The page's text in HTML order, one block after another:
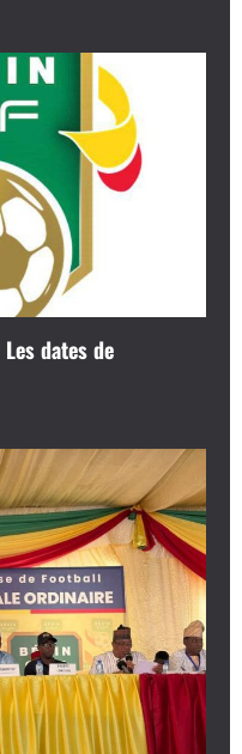
dates de